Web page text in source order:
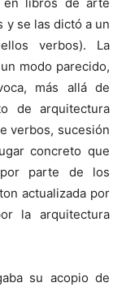
y se las dictó a un
verbos). La
modo parecido,
más allá de
de arquitectura
verbos, sucesión
concreto que
parte de los
actualizada por
la arquitectura
su acopio de